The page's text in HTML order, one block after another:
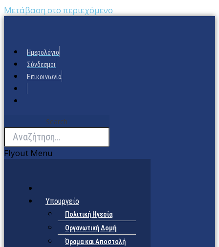
Μετάβαση στο περιεχόμενο
Ημερολόγιο
Σύνδεσμοι
Επικοινωνία
Search
Flyout Menu
Υπουργείο
Πολιτική Ηγεσία
Οργανωτική Δομή
Όραμα και Αποστολή